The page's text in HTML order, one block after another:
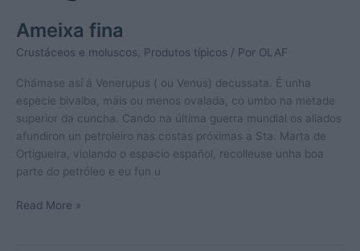
Ameixa fina
Crustáceos e moluscos, Produtos típicos / Por OLAF
Chámase así á Venerupus ( ou Venus) decussata. É unha
especie bivalba, máis ou menos ovalada, co umbo na metade
superior da cuncha. Cando na última guerra mundial os aliados
afundiron un petroleiro nas costas próximas a Sta. Marta de
Ortigueira, violando o espacio español, recolleuse unha boa
parte do petróleo e eu fun u
Ameixa
Read More »